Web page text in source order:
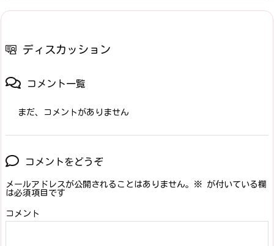
ディスカッション
コメント一覧
まだ、コメントがありません
コメントをどうぞ
メールアドレスが公開されることはありません。 ※ が付いている欄
は必須項目です
コメント